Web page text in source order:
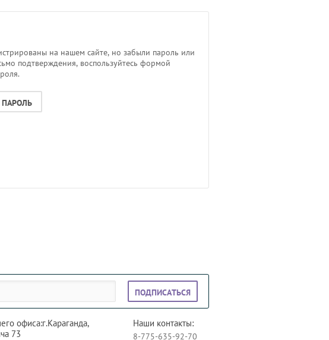
на нашем сайте, но забыли пароль или
подтверждения, воспользуйтесь формой
ПОДПИСАТЬСЯ
офиса:г.Караганда,
73
Наши контакты:
8-775-635-92-70